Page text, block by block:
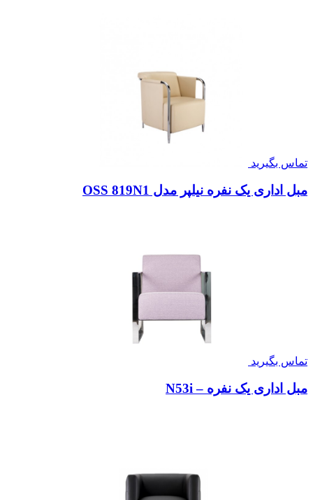
تماس بگیرید
مبل اداری یک نفره نیلپر مدل OSS 819N1
تماس بگیرید
مبل اداری یک نفره – N53i